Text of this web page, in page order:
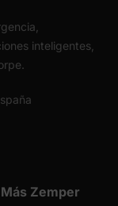
inteligentes,
Más Zemper